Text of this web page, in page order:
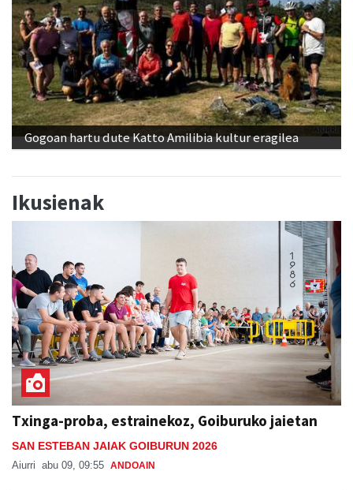
Gogoan hartu dute Katto Amilibia kultur eragilea
Ikusienak
Txinga-proba, estrainekoz, Goiburuko jaietan
SAN ESTEBAN JAIAK GOIBURUN 2026
Aiurri abu 09, 09:55 ANDOAIN